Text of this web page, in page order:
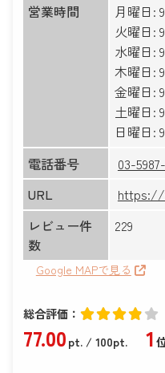
営業時間
月曜日:
火曜日:
水曜日:
木曜日:
金曜日:
土曜日:
日曜日:
電話番号
03-
URL
https://
レビュー件
数
229
Google MAPで見る
総合評価：
77.00pt./ 100pt. 1